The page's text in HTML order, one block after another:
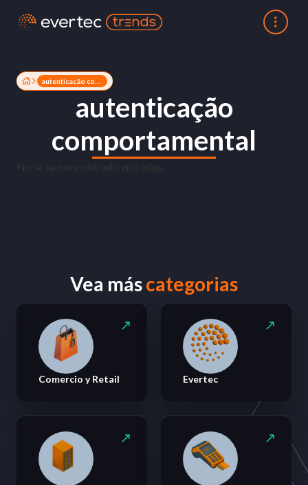
autenticação
comportamental
Vea máscategorias
Comercio y Retail Evertec